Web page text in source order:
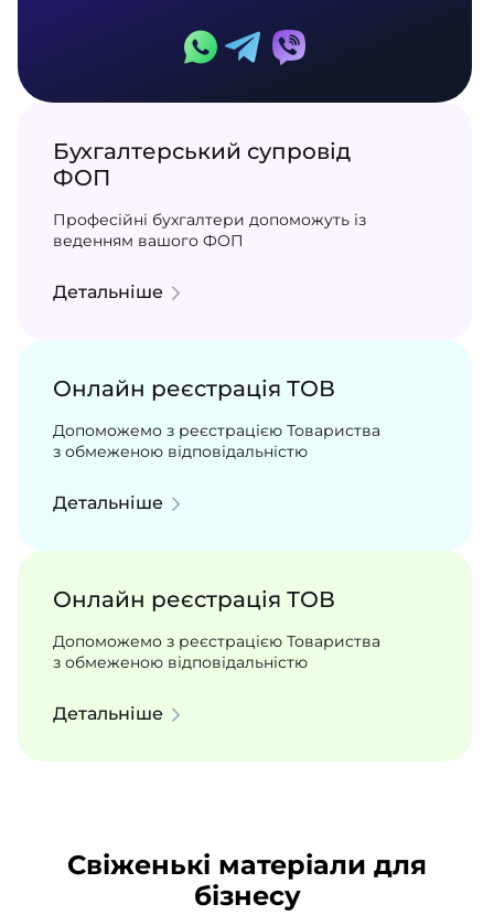
Бухгалтерський супровід
ФОП
Професійні бухгалтери допоможуть із
веденням вашого ФОП
Детальніше
Онлайн реєстрація ТОВ
Допоможемо з реєстрацією Товариства
з обмеженою відповідальністю
Детальніше
Онлайн реєстрація ТОВ
Допоможемо з реєстрацією Товариства
з обмеженою відповідальністю
Детальніше
Свіженькі матеріали для
бізнесу